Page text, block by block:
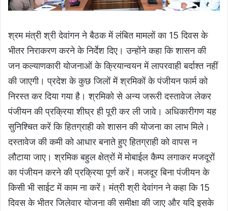
श्रम मंत्री श्री देवांगन ने बैठक में लंबित मामलों का 15 दिवस के
भीतर निराकरण करने के निर्देश दिए। उन्होंने कहा कि शासन की
जन कल्याणकारी योजनाओं के क्रियान्वयन में लापरवाही बर्दाश्त नहीं
की जाएगी। प्रदेश के कुछ जिलों में श्रमिकों के पंजीयन फार्म को
निरस्त कर दिया गया है। श्रमिको से अन्य जरूरी दस्तावेज लेकर
पंजीयन की प्रक्रिया शीघ्र ही पूरी कर ली जावे। अधिकारीगण यह
सुनिश्चित करें कि हितग्राही को शासन की योजना का लाभ मिले।
दस्तावेज की कमी को आधार बनाते हुए हितग्राही को वापस न
लौटाया जाए। श्रमिक बहुल क्षेत्रों में मोबाईल कैम्प लगाकर मजदूरों
का पंजीयन करने की प्रक्रिया पूर्ण करें। मजदूर बिना पंजीयन के
किसी भी साईट में काम ना करें। मंत्री श्री देवांगन ने कहा कि 15
दिवस के भीतर जिलेवार योजना की समीक्षा की जाए और यदि इसके